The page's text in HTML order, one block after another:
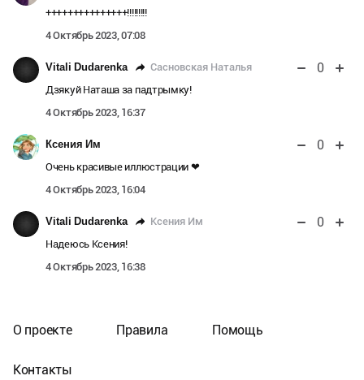
+++++++++++++++!!!!!!!!!
4 Октябрь 2023, 07:08
Vitali Dudarenka Сасновская Наталья 0
Дзякуй Наташа за падтрымку!
4 Октябрь 2023, 16:37
Ксения Им 0
Очень красивые иллюстрации ❤
4 Октябрь 2023, 16:04
Vitali Dudarenka Ксения Им 0
Надеюсь Ксения!
4 Октябрь 2023, 16:38
О проекте Правила Помощь
Контакты